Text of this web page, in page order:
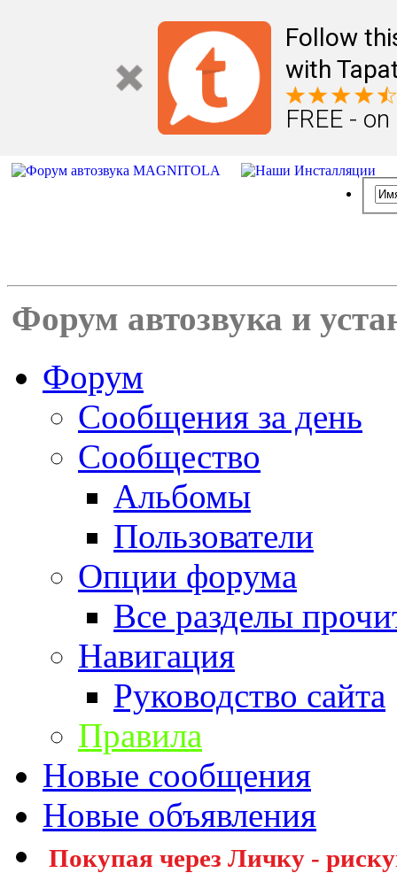
Follow
with
FREE -
Форум автозвука и
Форум
Сообщения за день
Сообщество
Альбомы
Пользователи
Опции форума
Все разделы
Навигация
Руководство сайта
Правила
Новые сообщения
Новые объявления
Покупая через Личку -